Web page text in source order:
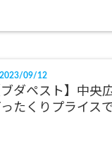
09/12
ダペスト】中央
たくりプライス